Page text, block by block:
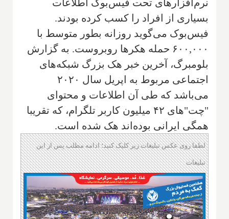
نرم‌افزارهای تحت فیس‌بوک اطلاعات
بسیاری از افراد را کسب کرده بودند.
فیس‌بوک می‌گوید روزانه بطور متوسط با
۶۰۰,۰۰۰ حمله هکرها روبروست. به گزارش
بلومبرگ، آخرین خبر هک بزرگ شبکه‌های
اجتماعی مربوط به اپریل سال ۲۰۲۰
می‌باشد که طی آن اطلاعات و محتوای
"چت"های ۴۲ میلیون کاربر تلگرام، که تقریبا
همگی ایرانی بوده‌اند هک شده است.
لطفا روی عکس تبلیغات زیر کلیک کنید؛ ادامه مطلب پس از این
تبلیغات